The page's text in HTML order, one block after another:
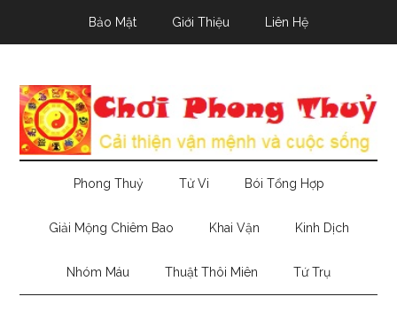
Bảo Mật Giới Thiệu Liên Hệ
Phong Thuỷ Tử Vi Bói Tổng Hợp
Giải Mộng Chiêm Bao Khai Vận Kinh Dịch
Nhóm Máu Thuật Thôi Miên Tứ Trụ